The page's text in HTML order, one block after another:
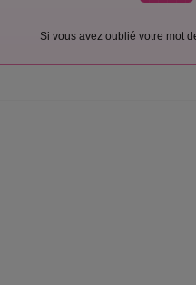
Si vous avez oublié votre mot